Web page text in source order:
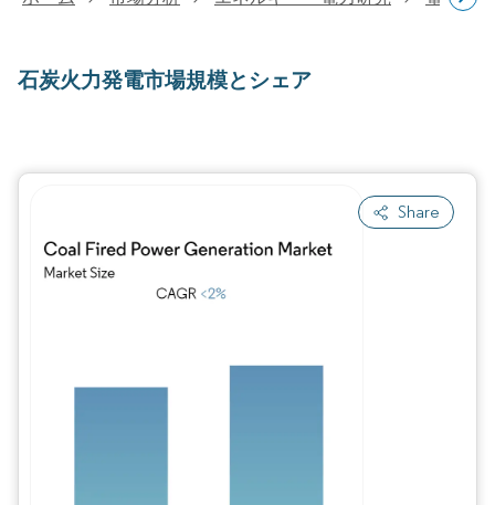
石炭火力発電市場規模とシェア
Share